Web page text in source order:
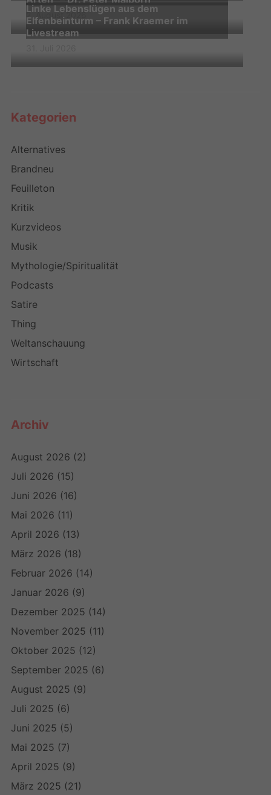
2. August 2026
Linke Lebenslügen aus dem
Elfenbeinturm – Frank Kraemer im
Livestream
Kategorien
Alternatives
Brandneu
Feuilleton
Kritik
Kurzvideos
Musik
Mythologie/Spiritualität
Podcasts
Satire
Thing
Weltanschauung
Wirtschaft
Archiv
August 2026 (2)
Juli 2026 (15)
Juni 2026 (16)
Mai 2026 (11)
April 2026 (13)
März 2026 (18)
Februar 2026 (14)
Januar 2026 (9)
Dezember 2025 (14)
November 2025 (11)
Oktober 2025 (12)
September 2025 (6)
August 2025 (9)
Juli 2025 (6)
Juni 2025 (5)
Mai 2025 (7)
April 2025 (9)
März 2025 (21)